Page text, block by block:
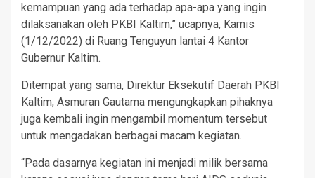
kemampuan yang ada terhadap apa-apa yang ingin
dilaksanakan oleh PKBI Kaltim,” ucapnya, Kamis
(1/12/2022) di Ruang Tenguyun lantai 4 Kantor
Gubernur Kaltim.
Ditempat yang sama, Direktur Eksekutif Daerah PKBI
Kaltim, Asmuran Gautama mengungkapkan pihaknya
juga kembali ingin mengambil momentum tersebut
untuk mengadakan berbagai macam kegiatan.
“Pada dasarnya kegiatan ini menjadi milik bersama